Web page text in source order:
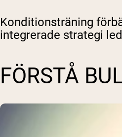
Konditionsträning
integrerade strategi
FÖRSTÅ